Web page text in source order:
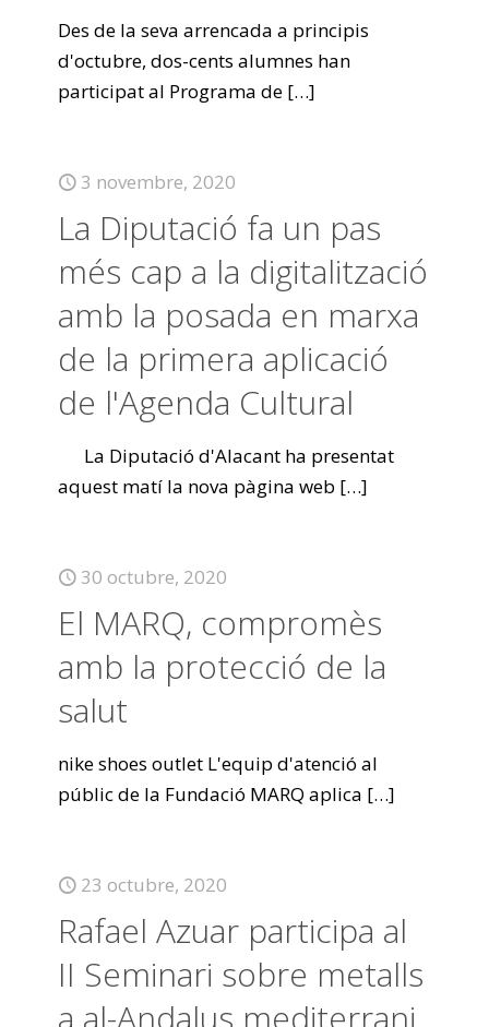
Des de la seva arrencada a principis
d'octubre, dos-cents alumnes han
participat al Programa de […]
3 novembre, 2020
La Diputació fa un pas
més cap a la digitalització
amb la posada en marxa
de la primera aplicació
de l'Agenda Cultural
La Diputació d'Alacant ha presentat
aquest matí la nova pàgina web […]
30 octubre, 2020
El MARQ, compromès
amb la protecció de la
salut
nike shoes outlet L'equip d'atenció al
públic de la Fundació MARQ aplica […]
23 octubre, 2020
Rafael Azuar participa al
II Seminari sobre metalls
a al-Andalus mediterrani